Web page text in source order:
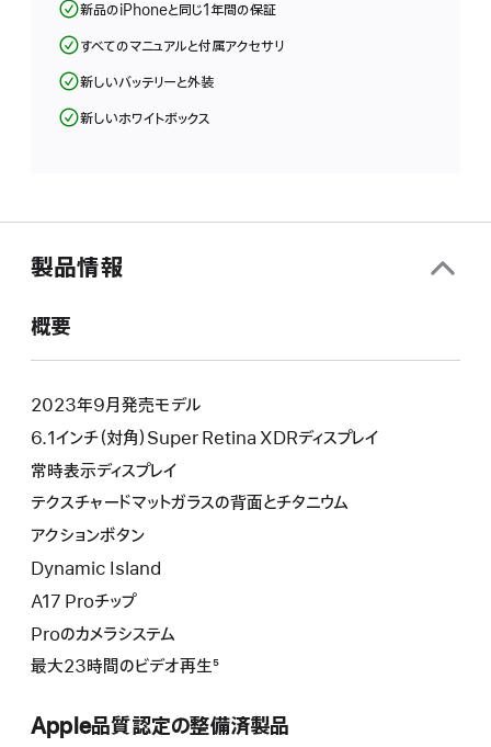
き
ま
新品のiPhoneと同じ1年間の保証
すべてのマニュアルと付属アクセサリ
新しいバッテリーと外装
新しいホワイトボックス
製品情報
概要
2023年9月発売モデル
6.1インチ（対角）Super Retina XDRディスプレイ
常時表示ディスプレイ
テクスチャードマットガラスの背面とチタニウム
アクションボタン
Dynamic Island
A17 Proチップ
Proのカメラシステム
最大23時間のビデオ再生⁵
Apple品質認定の整備済製品